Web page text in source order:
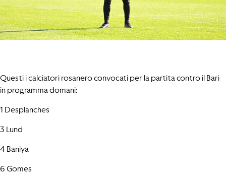
Questi i calciatori rosanero convocati per la partita contro il Bari
in programma domani:
1 Desplanches
3 Lund
4 Baniya
6 Gomes